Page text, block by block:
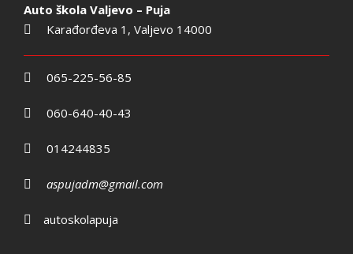
Auto škola Valjevo – Puja
Karađorđeva 1, Valjevo 14000
065-225-56-85
060-640-40-43
014244835
aspujadm@gmail.com
autoskolapuja